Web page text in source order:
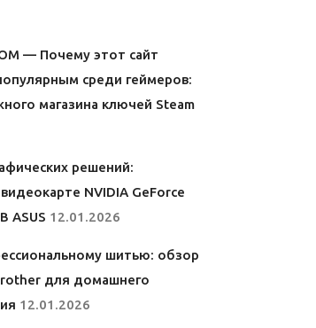
— Почему этот сайт
среди геймеров:
магазина ключей Steam
решений:
NVIDIA GeForce
ASUS 12.01.2026
шитью: обзор
для домашнего
12.01.2026